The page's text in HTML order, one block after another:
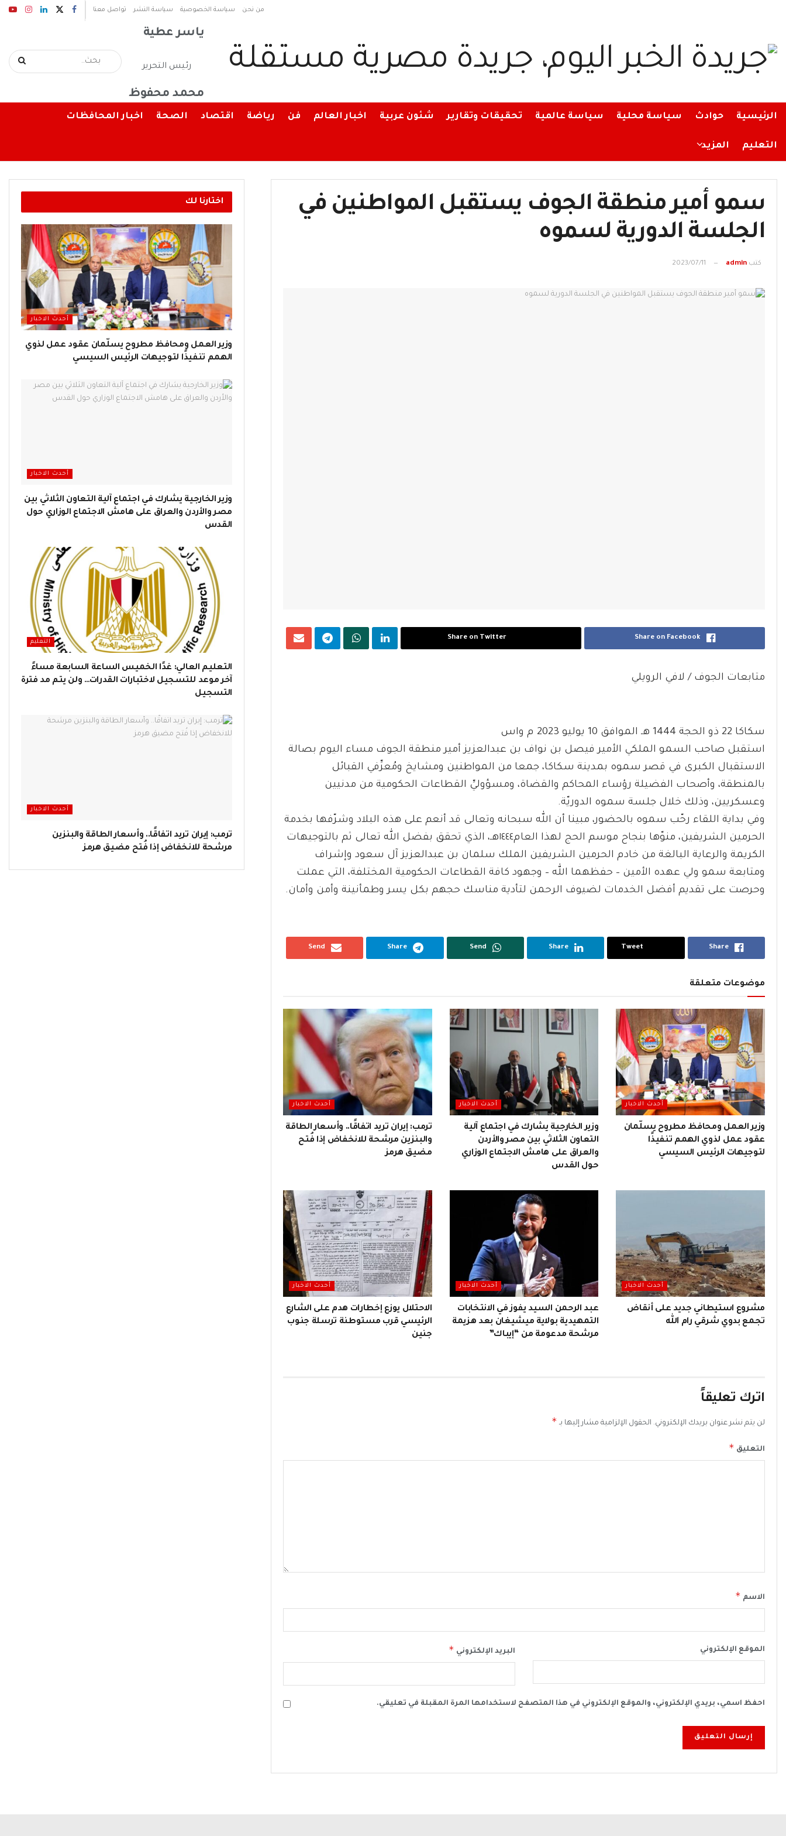
من نحن سياسة الخصوصية سياسة النشر تواصل معنا رئيس مجلس الإدارة
ياسر عطية
رئيس التحرير
محمد محفوظ
الرئيسية حوادث سياسة محلية سياسة عالمية تحقيقات وتقارير شئون عربية اخبار العالم فن رياضة اقتصاد الصحة اخبار المحافظات
التعليم المزيد
سمو أمير منطقة الجوف يستقبل المواطنين في
الجلسة الدورية لسموه
كتب admin
2023/07/11
Share on Facebook
Share on Twitter
متابعات الجوف / لافي الرويلي
سكاكا 22 ذو الحجة 1444 هـ الموافق 10 يوليو 2023 م واس
استقبل صاحب السمو الملكي الأمير فيصل بن نواف بن عبدالعزيز أمير منطقة الجوف مساء اليوم بصالة
الاستقبال الكبرى في قصر سموه بمدينة سكاكا، جمعا من المواطنين ومشايخ ومُعرِّفي القبائل
بالمنطقة، وأصحاب الفضيلة رؤساء المحاكم والقضاة، ومسؤوليِّ القطاعات الحكومية من مدنيين
وعسكريين، وذلك خلال جلسة سموه الدوريّة.
وفي بداية اللقاء رحّب سموه بالحضور، مبينا أن الله سبحانه وتعالى قد أنعم على هذه البلاد وشرّفها بخدمة
الحرمين الشريفين، منوّها بنجاح موسم الحج لهذا العام١٤٤٤هـ، الذي تحقق بفضل الله تعالى ثم بالتوجيهات
الكريمة والرعاية البالغة من خادم الحرمين الشريفين الملك سلمان بن عبدالعزيز آل سعود وإشراف
ومتابعة سمو ولي عهده الأمين – حفظهما الله – وجهود كافة القطاعات الحكومية المختلفة، التي عملت
وحرصت على تقديم أفضل الخدمات لضيوف الرحمن لتأدية مناسك حجهم بكل يسر وطمأنينة وأمن وأمان.
Share
Tweet
Share
Send
Share
Send
موضوعات متعلقة
أحدث الاخبار
وزير العمل ومحافظ مطروح يسلّمان
عقود عمل لذوي الهمم تنفيذًا
لتوجيهات الرئيس السيسي
أحدث الاخبار
وزير الخارجية يشارك في اجتماع آلية
التعاون الثلاثي بين مصر والأردن
والعراق على هامش الاجتماع الوزاري
حول القدس
أحدث الاخبار
ترمب: إيران تريد اتفاقًا.. وأسعار الطاقة
والبنزين مرشحة للانخفاض إذا فُتح
مضيق هرمز
أحدث الاخبار
مشروع استيطاني جديد على أنقاض
تجمع بدوي شرقي رام الله
أحدث الاخبار
عبد الرحمن السيد يفوز في الانتخابات
التمهيدية بولاية ميشيغان بعد هزيمة
مرشحة مدعومة من “إيباك”
أحدث الاخبار
الاحتلال يوزع إخطارات هدم على الشارع
الرئيسي قرب مستوطنة ترسلة جنوب
جنين
اترك تعليقاً
لن يتم نشر عنوان بريدك الإلكتروني. الحقول الإلزامية مشار إليها بـ *
التعليق *
الاسم *
البريد الإلكتروني * الموقع الإلكتروني
احفظ اسمي، بريدي الإلكتروني، والموقع الإلكتروني في هذا المتصفح لاستخدامها المرة المقبلة في تعليقي.
اختارنا لك
أحدث الاخبار
وزير العمل ومحافظ مطروح يسلّمان عقود عمل لذوي
الهمم تنفيذًا لتوجيهات الرئيس السيسي
أحدث الاخبار
وزير الخارجية يشارك في اجتماع آلية التعاون الثلاثي بين
مصر والأردن والعراق على هامش الاجتماع الوزاري حول
القدس
التعليم
التعليم العالي: غدًا الخميس الساعة السابعة مساءً
آخر موعد للتسجيل لاختبارات القدرات… ولن يتم مد فترة
التسجيل
أحدث الاخبار
ترمب: إيران تريد اتفاقًا.. وأسعار الطاقة والبنزين
مرشحة للانخفاض إذا فُتح مضيق هرمز